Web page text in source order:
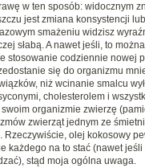
w ten sposób: widocznym
jest zmiana konsystencji
smażeniu widzisz
słabą. A nawet jeśli, to
stosowanie codziennie nowej
się do organizmu
niż wcinanie smalcu
cholesterolem i
organizmie zwierzę
zwierząt jednym ze
Rzeczywiście, olej kokosowy
każdego na to stać (nawet
stąd moja ogólna uwaga.